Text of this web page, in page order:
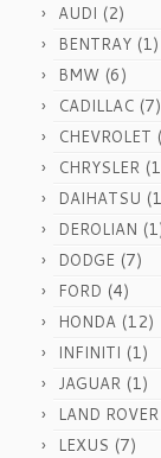
AUDI (2)
BENTRAY (1)
BMW (6)
CADILLAC (7)
CHEVROLET
CHRYSLER
DAIHATSU
DEROLIAN
DODGE (7)
FORD (4)
HONDA (12)
INFINITI (1)
JAGUAR (1)
LAND ROVER
LEXUS (7)